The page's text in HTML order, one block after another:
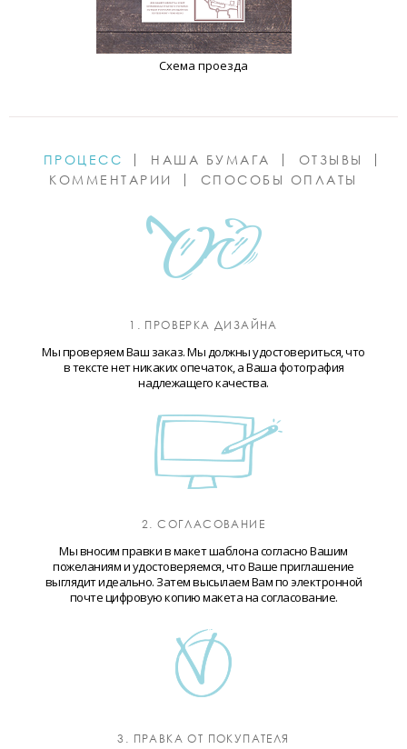
Схема проезда
ПРОЦЕСС НАША БУМАГА
ОТЗЫВЫ
КОММЕНТАРИИ
СПОСОБЫ ОПЛАТЫ
1. ПРОВЕРКА ДИЗАЙНА
Мы проверяем Ваш заказ. Мы должны удостовериться, что
в тексте нет никаких опечаток, а Ваша фотография
надлежащего качества.
2. СОГЛАСОВАНИЕ
Мы вносим правки в макет шаблона согласно Вашим
пожеланиям и удостоверяемся, что Ваше приглашение
выглядит идеально. Затем высылаем Вам по электронной
почте цифровую копию макета на согласование.
3. ПРАВКА ОТ ПОКУПАТЕЛЯ